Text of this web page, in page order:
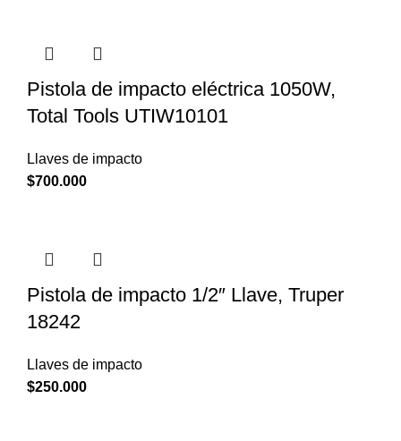
Pistola de impacto eléctrica 1050W,
Total Tools UTIW10101
Llaves de impacto
$700.000
Pistola de impacto 1/2″ Llave, Truper
18242
Llaves de impacto
$250.000